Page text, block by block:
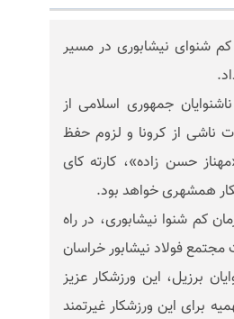
شنوای نیشابوری در مسیر
جمهوری اسلامی از
ناشی از کرونا و لزوم حفظ
حسن زاده»، کارته کای
همشهری خواهد بود.
کم شنوا نیشابوری، در راه
فولاد نیشابور خراسان
های انتخابی بازی های المپیک ۲۰۲۱ ناشنوایان برزیل، این ورزشکار عزیز
برای این ورزشکار غیرتمند